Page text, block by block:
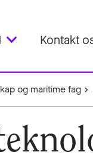
Kontakt
og maritime fag